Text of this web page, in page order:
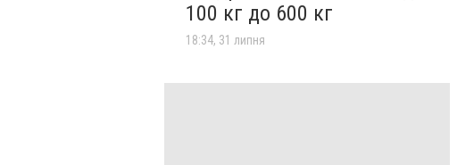
100 кг до 600 кг
18:34, 31 липня